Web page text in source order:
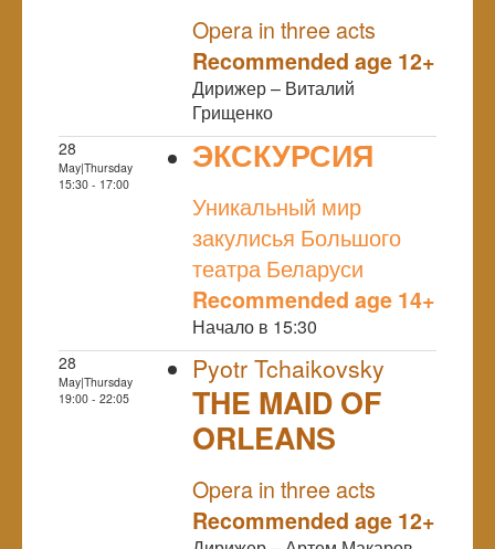
Opera in three acts
Recommended age 12+
Дирижер – Виталий
Грищенко
28
May|Thursday
15:30 - 17:00
ЭКСКУРСИЯ
Уникальный мир
закулисья Большого
театра Беларуси
Recommended age 14+
Начало в 15:30
28
May|Thursday
19:00 - 22:05
Pyotr Tchaikovsky
THE MAID OF
ORLEANS
Opera in three acts
Recommended age 12+